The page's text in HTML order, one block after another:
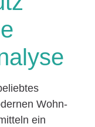
Wohn-
ein